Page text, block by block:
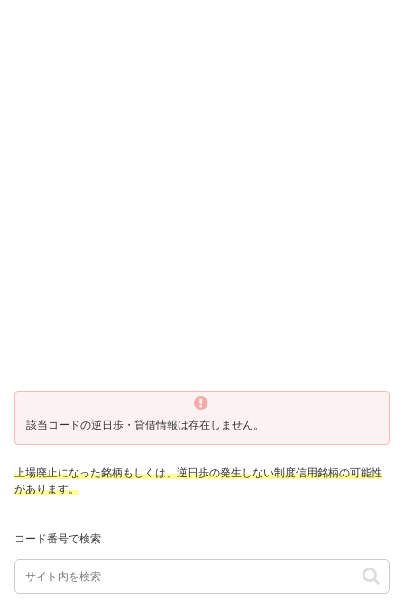
該当コードの逆日歩・貸借情報は存在しません。
上場廃止になった銘柄もしくは、逆日歩の発生しない制度信用銘柄の可能性
があります。
コード番号で検索